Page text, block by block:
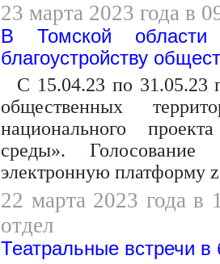
23 марта 2023 года в
В Томской области
благоустройству
С 15.04.23 по 31.05.23
общественных
национального
среды». Голосование
электронную платформу
22 марта 2023 года в
отдел
Театральные встречи в